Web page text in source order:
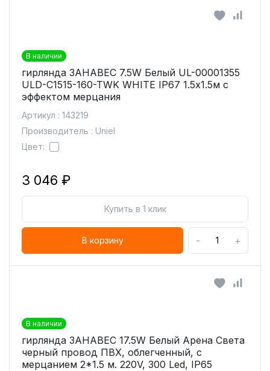
В наличии
гирлянда ЗАНАВЕС 7.5W Белый UL-00001355
ULD-C1515-160-TWK WHITE IP67 1.5х1.5м с
эффектом мерцания
Артикул : 143219
Производитель : Uniel
Цвет:
3 046 ₽
Купить в 1 клик
В корзину - +
В наличии
гирлянда ЗАНАВЕС 17.5W Белый Арена Света
черный провод ПВХ, облегченный, с
мерцанием 2*1.5 м. 220V, 300 Led, IP65